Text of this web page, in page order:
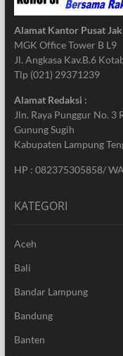
Alamat Kantor Pusat
MGK Office Tower B L9
Jl. Angkasa Kav.B.6
Tlp (021) 29371239
Alamat Redaksi :
Jln. Raya Punggur No. 3
Gunung Sugih
Kabupaten Lampung
HP : 082375305858/
KATEGORI
Aceh
Bali
Bandar Lampung
Bandung
Banten